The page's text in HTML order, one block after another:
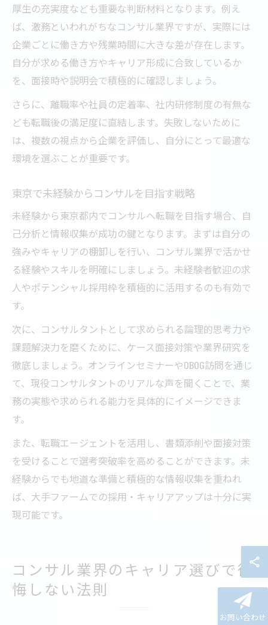
厚生の充実度なども重要な判断材料となります。例え
ば、激務といわれがちなコンサル業界ですが、実際には
企業ごとに働き方や残業時間に大きな差が存在します。
自分が求める働き方やキャリア形成に合致しているか
を、面接時や説明会で積極的に確認しましょう。
さらに、離職率や社員の定着率、社内研修制度の有無な
ども転職後の満足度に直結します。失敗しないために
は、複数の視点から企業を評価し、自分にとって最適な
環境を選ぶことが重要です。
東京で未経験からコンサルを目指す戦略
未経験から東京都内でコンサルへ転職を目指す場合、自
己分析と情報収集が成功の鍵となります。まずは自分の
強みやキャリアの棚卸しを行い、コンサル業界で活かせ
る経験やスキルを明確にしましょう。未経験者歓迎の求
人やポテンシャル採用枠を積極的に活用するのも有効で
す。
次に、コンサルタントとして求められる論理的思考力や
課題解決力を磨くために、ケース面接対策や業界研究を
徹底しましょう。オンラインセミナーやOBOG訪問を通じ
て、現役コンサルタントのリアルな声を聞くことで、業
務の実態や求められる能力を具体的にイメージできま
す。
また、転職エージェントを活用し、書類添削や面接対策
を受けることで選考突破率を高めることができます。未
経験からでも地道な準備と積極的な情報収集を重ねれ
ば、大手ファームでの採用・キャリアアップは十分に実
現可能です。
コンサル業界のキャリア選びで後
悔しない法則
お問い合わせ